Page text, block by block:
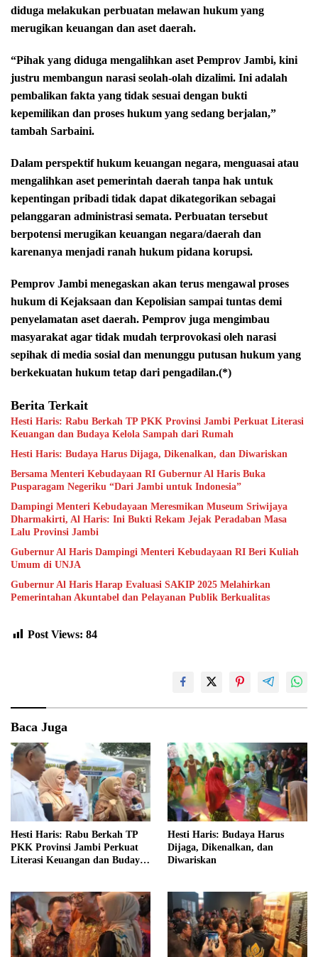
diduga melakukan perbuatan melawan hukum yang
merugikan keuangan dan aset daerah.
“Pihak yang diduga mengalihkan aset Pemprov Jambi, kini
justru membangun narasi seolah-olah dizalimi. Ini adalah
pembalikan fakta yang tidak sesuai dengan bukti
kepemilikan dan proses hukum yang sedang berjalan,”
tambah Sarbaini.
Dalam perspektif hukum keuangan negara, menguasai atau
mengalihkan aset pemerintah daerah tanpa hak untuk
kepentingan pribadi tidak dapat dikategorikan sebagai
pelanggaran administrasi semata. Perbuatan tersebut
berpotensi merugikan keuangan negara/daerah dan
karenanya menjadi ranah hukum pidana korupsi.
Pemprov Jambi menegaskan akan terus mengawal proses
hukum di Kejaksaan dan Kepolisian sampai tuntas demi
penyelamatan aset daerah. Pemprov juga mengimbau
masyarakat agar tidak mudah terprovokasi oleh narasi
sepihak di media sosial dan menunggu putusan hukum yang
berkekuatan hukum tetap dari pengadilan.(*)
Berita Terkait
Hesti Haris: Rabu Berkah TP PKK Provinsi Jambi Perkuat Literasi
Keuangan dan Budaya Kelola Sampah dari Rumah
Hesti Haris: Budaya Harus Dijaga, Dikenalkan, dan Diwariskan
Bersama Menteri Kebudayaan RI Gubernur Al Haris Buka
Pusparagam Negeriku “Dari Jambi untuk Indonesia”
Dampingi Menteri Kebudayaan Meresmikan Museum Sriwijaya
Dharmakirti, Al Haris: Ini Bukti Rekam Jejak Peradaban Masa
Lalu Provinsi Jambi
Gubernur Al Haris Dampingi Menteri Kebudayaan RI Beri Kuliah
Umum di UNJA
Gubernur Al Haris Harap Evaluasi SAKIP 2025 Melahirkan
Pemerintahan Akuntabel dan Pelayanan Publik Berkualitas
Post Views: 84
Baca Juga
Hesti Haris: Rabu Berkah TP
PKK Provinsi Jambi Perkuat
Literasi Keuangan dan Budaya
Hesti Haris: Budaya Harus
Dijaga, Dikenalkan, dan
Diwariskan